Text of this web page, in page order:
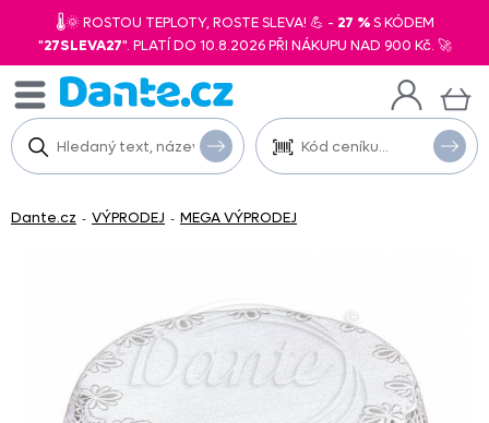
🌡️🌞 ROSTOU TEPLOTY, ROSTE SLEVA! 💪 - 27 %S KÓDEM
"27SLEVA27". PLATÍ DO 10.8.2026 PŘI NÁKUPU NAD 900 Kč. 🚀
Dante.cz - VÝPRODEJ - MEGA VÝPRODEJ